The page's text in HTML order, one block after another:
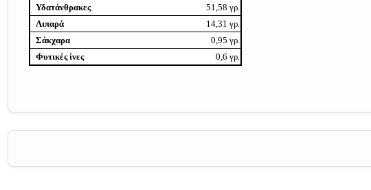
Υδατάνθρακες
51,58 γρ.
Λιπαρά
14,31 γρ.
Σάκχαρα
0,95 γρ.
Φυτικές ίνες
0,6 γρ.